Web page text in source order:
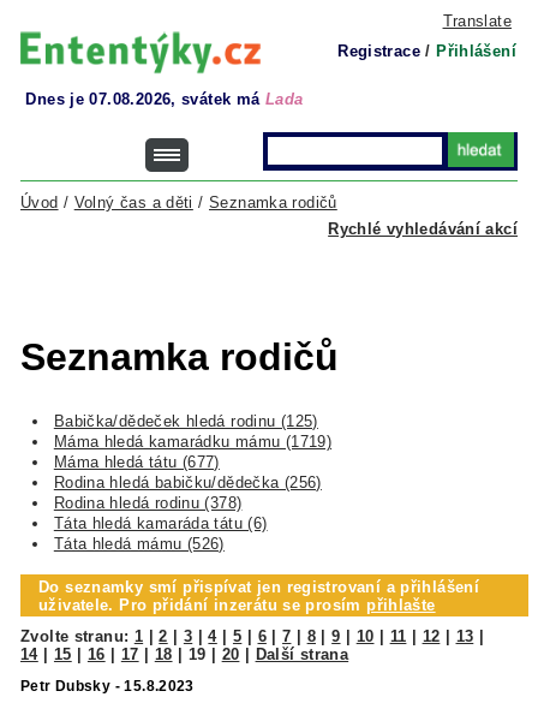
Translate
Registrace / Přihlášení
Dnes je 07.08.2026, svátek má Lada
Rychlé vyhledávání akcí
Úvod / Volný čas a děti /Seznamka rodičů
Seznamka rodičů
Babička/dědeček hledá rodinu (125)
Máma hledá kamarádku mámu (1719)
Máma hledá tátu (677)
Rodina hledá babičku/dědečka (256)
Rodina hledá rodinu (378)
Táta hledá kamaráda tátu (6)
Táta hledá mámu (526)
Do seznamky smí přispívat jen registrovaní a přihlášení
uživatele. Pro přidání inzerátu se prosímpřihlašte
Zvolte stranu: 1 |2 3 |4| 5 6|7 8|9 10 11 12 13
14| 15 16 17 18 19 20 Další strana
Petr Dubsky - 15.8.2023